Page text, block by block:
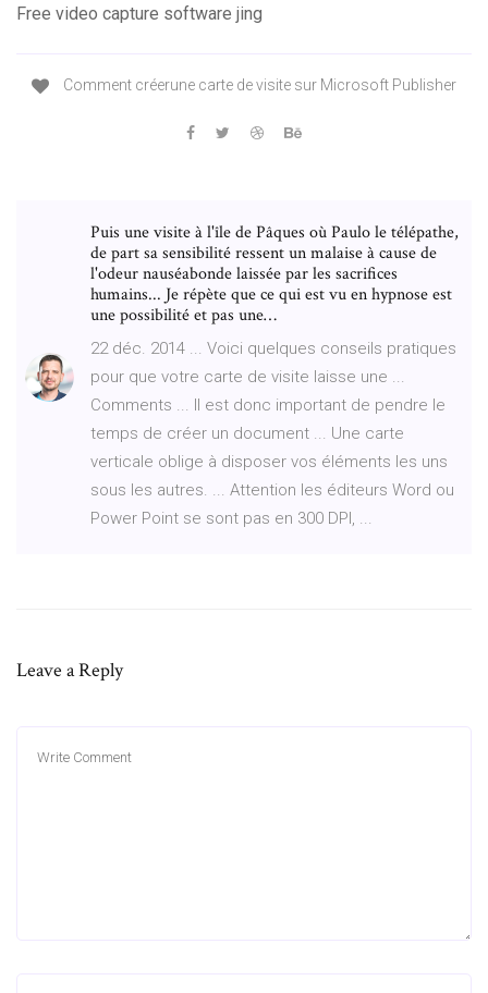
Free video capture software jing
Comment créerune carte de visite sur Microsoft Publisher
Puis une visite à l'île de Pâques où Paulo le télépathe,
de part sa sensibilité ressent un malaise à cause de
l'odeur nauséabonde laissée par les sacrifices
humains... Je répète que ce qui est vu en hypnose est
une possibilité et pas une…
22 déc. 2014 ... Voici quelques conseils pratiques
pour que votre carte de visite laisse une ...
Comments ... Il est donc important de pendre le
temps de créer un document ... Une carte
verticale oblige à disposer vos éléments les uns
sous les autres. ... Attention les éditeurs Word ou
Power Point se sont pas en 300 DPI, ...
Leave a Reply